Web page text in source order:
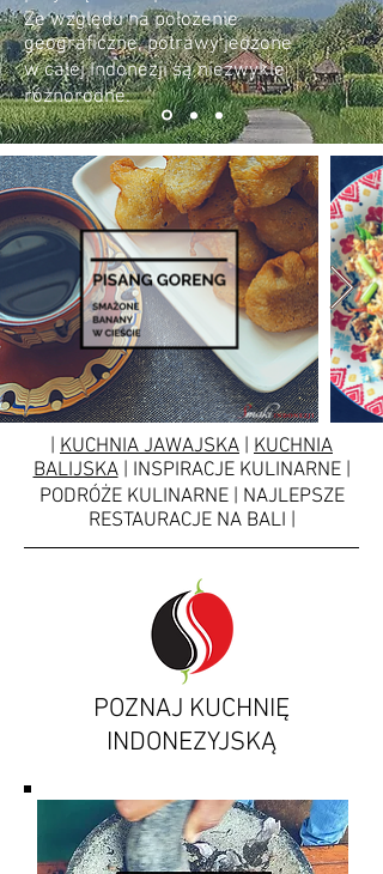
Ze względu na położenie
geograficzne, potrawy jedzone
w całej Indonezji są niezwykle
różnorodne.
| KUCHNIA JAWAJSKA | KUCHNIA
BALIJSKA| INSPIRACJE KULINARNE |
PODRÓŻE KULINARNE | NAJLEPSZE
RESTAURACJE NA BALI |
POZNAJ KUCHNIĘ
INDONEZYJSKĄ